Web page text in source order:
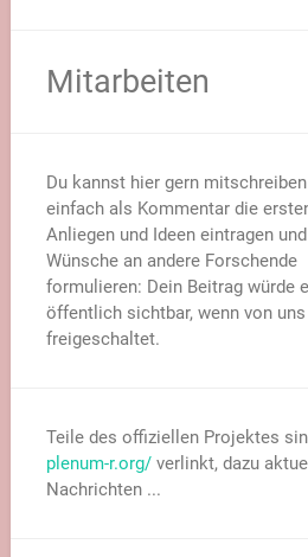
Mitarbeiten
Du kannst hier gern
einfach als Kommentar die
Anliegen und Ideen eintragen und
Wünsche an andere Forschende
formulieren: Dein Beitrag würde
öffentlich sichtbar, wenn von uns
freigeschaltet.
Teile des offiziellen Projektes
plenum-r.org/ verlinkt, dazu
Nachrichten ...